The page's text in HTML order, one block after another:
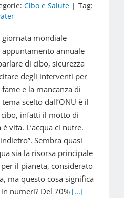
Cibo e Salute | Tag:
mondiale
appuntamento annuale
di cibo, sicurezza
degli interventi per
e la mancanza di
scelto dall’ONU è il
cibo, infatti il motto di
è vita. L’acqua ci nutre.
Sembra quasi
sia la risorsa principale
il pianeta, considerato
ma questo cosa significa
numeri? Del 70% [...]